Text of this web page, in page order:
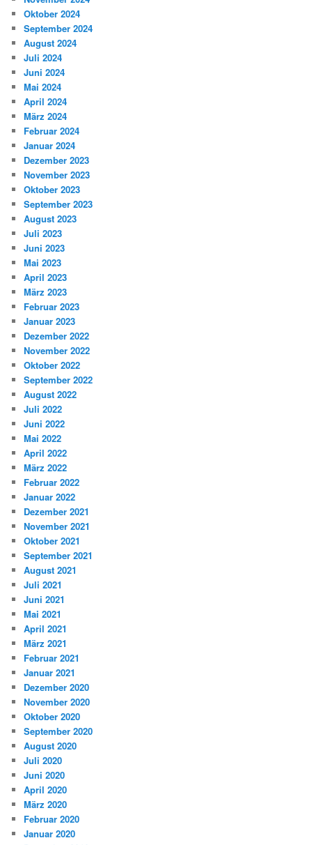
Oktober 2024
September 2024
August 2024
Juli 2024
Juni 2024
Mai 2024
April 2024
März 2024
Februar 2024
Januar 2024
Dezember 2023
November 2023
Oktober 2023
September 2023
August 2023
Juli 2023
Juni 2023
Mai 2023
April 2023
März 2023
Februar 2023
Januar 2023
Dezember 2022
November 2022
Oktober 2022
September 2022
August 2022
Juli 2022
Juni 2022
Mai 2022
April 2022
März 2022
Februar 2022
Januar 2022
Dezember 2021
November 2021
Oktober 2021
September 2021
August 2021
Juli 2021
Juni 2021
Mai 2021
April 2021
März 2021
Februar 2021
Januar 2021
Dezember 2020
November 2020
Oktober 2020
September 2020
August 2020
Juli 2020
Juni 2020
April 2020
März 2020
Februar 2020
Januar 2020